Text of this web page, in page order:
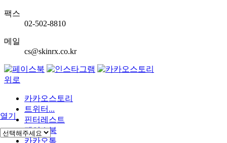
열기
팩스
02-502-8810
메일
cs@skinrx.co.kr
위로
카카오스토리
트위터...
핀터레스트
페이스북
카카오톡